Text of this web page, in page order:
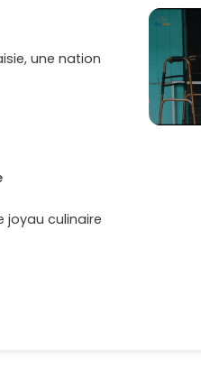
une nation
joyau culinaire